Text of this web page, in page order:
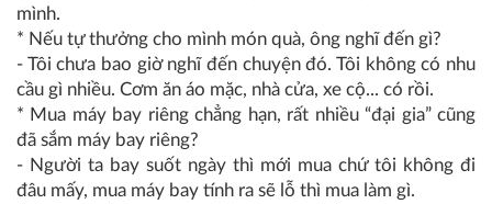
mình.
* Nếu tự thưởng cho mình món quà, ông nghĩ đến gì?
- Tôi chưa bao giờ nghĩ đến chuyện đó. Tôi không có nhu
cầu gì nhiều. Cơm ăn áo mặc, nhà cửa, xe cộ... có rồi.
* Mua máy bay riêng chẳng hạn, rất nhiều “đại gia” cũng
đã sắm máy bay riêng?
- Người ta bay suốt ngày thì mới mua chứ tôi không đi
đâu mấy, mua máy bay tính ra sẽ lỗ thì mua làm gì.